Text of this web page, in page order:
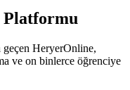
geçen HeryerOnline,
ve on binlerce öğrenciye